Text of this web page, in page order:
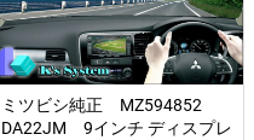
ミツビシ純正 MZ594852
DA22JM 9インチ ディスプレ